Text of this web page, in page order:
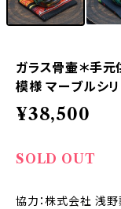
ガラス骨壷＊手
模様 マーブルシ
¥38,500
SOLD OUT
協力：株式会社 浅